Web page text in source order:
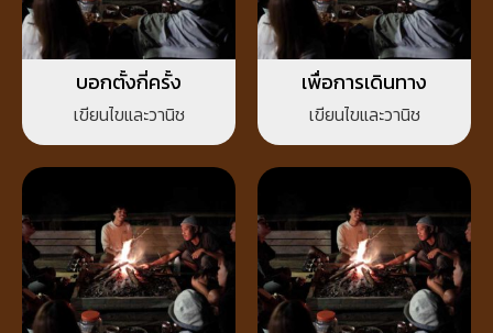
บอกตั้งกี่ครั้ง
เขียนไขและวานิช
เพื่อการเดินทาง
เขียนไขและวานิช